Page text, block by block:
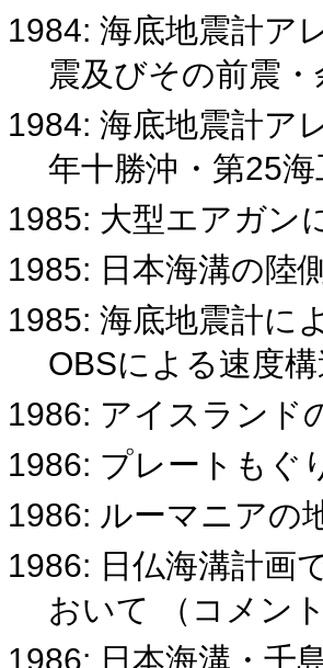
1984: 海底地震計ア
震及びその前震
1984: 海底地震計ア
年十勝沖・第25
1985: 大型エアガン
1985: 日本海溝の陸
1985: 海底地震計に
OBSによる速度構
1986: アイスランド
1986: プレートもぐ
1986: ルーマニアの
1986: 日仏海溝計画
おいて （コメン
1986: 日本海溝・千